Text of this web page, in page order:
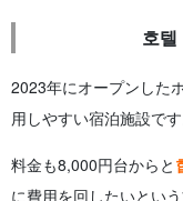
호
2023年にオープンした
用しやすい宿泊施設です
料金も8,000円台からと
に費用を回したいとい